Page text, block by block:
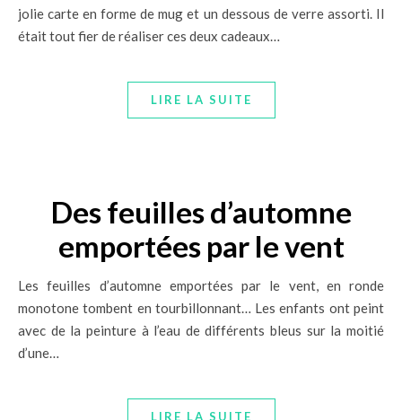
jolie carte en forme de mug et un dessous de verre assorti. Il
était tout fier de réaliser ces deux cadeaux…
LIRE LA SUITE
Des feuilles d’automne
emportées par le vent
Les feuilles d’automne emportées par le vent, en ronde
monotone tombent en tourbillonnant… Les enfants ont peint
avec de la peinture à l’eau de différents bleus sur la moitié
d’une…
LIRE LA SUITE